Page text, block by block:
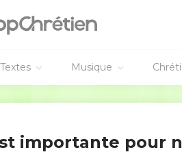
Textes Musique
on n’entend pas leur son.
à l’autre extrémité : rien
le cœur ; les commandements de
importante pour